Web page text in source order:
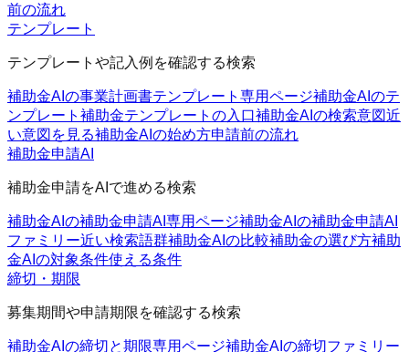
前の流れ
テンプレート
テンプレートや記入例を確認する検索
補助金AIの事業計画書テンプレート 専用ページ補助金AIのテ
ンプレート 補助金テンプレートの入口補助金AIの検索意図近
い意図を見る補助金AIの始め方申請前の流れ
補助金申請AI
補助金申請をAIで進める検索
補助金AIの補助金申請AI 専用ページ補助金AIの補助金申請AI
ファミリー近い検索語群補助金AIの比較補助金の選び方補助
金AIの対象条件使える条件
締切・期限
募集期間や申請期限を確認する検索
補助金AIの締切と期限専用ページ補助金AIの締切ファミリー